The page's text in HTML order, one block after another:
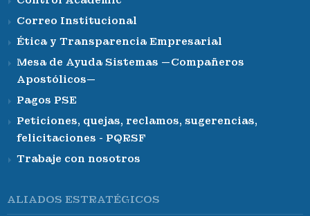
Correo Institucional
Ética y Transparencia Empresarial
Mesa de Ayuda Sistemas —Compañeros
Apostólicos—
Pagos PSE
Peticiones, quejas, reclamos, sugerencias,
felicitaciones - PQRSF
Trabaje con nosotros
ALIADOS ESTRATÉGICOS